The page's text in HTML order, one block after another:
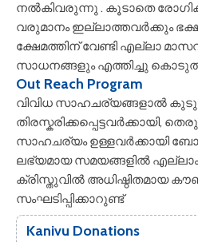
നൽകിവരുന്നു . കൂടാതെ
വരുമാനം ഇല്ലാത്തവർക്കും
ക്ഷേമത്തിന് വേണ്ടി എല്ലാ
സാധനങ്ങളും എത്തിച്ചു
Out Reach Program
വിവിധ സാഹചര്യങ്ങളാൽ
തിരസ്കരിക്കപ്പെട്ടവർക്കായി,
സാഹചര്യം ഉള്ളവർക്കായി
ലഭ്യമായ സമയങ്ങളിൽ
ക്രിസ്തുവിൽ അധിഷ്ഠിതമായ
സംഘടിപ്പിക്കാറുണ്ട്
Kanivu Donations